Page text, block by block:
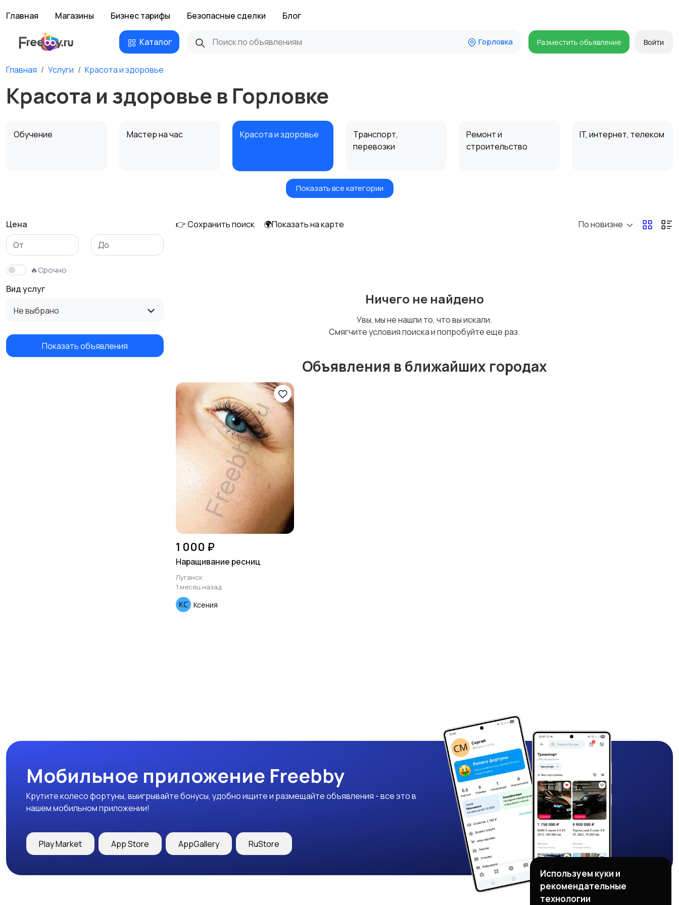
Главная Магазины Бизнес тарифы Безопасные сделки Блог
Каталог Горловка Разместить объявление Войти
Главная Услуги Красота и здоровье
Красота и здоровье в Горловке
Обучение Мастер на час Красота и здоровье
Транспорт,
перевозки
Ремонт и
строительство
IT, интернет, телеком
Ремонт техники
Изготовление на
заказ
Продукты питания и
Показать все категории
Цена
🔥Срочно
Вид услуг
Не выбрано
Показать объявления
👉 Сохранить поиск 🌍Показать на карте По новизне
Ничего не найдено
Увы, мы не нашли то, что вы искали.
Смягчите условия поиска и попробуйте еще раз.
Объявления в ближайших городах
1 000 ₽
Наращивание ресниц
Луганск
1 месяц назад
Ксения
Мобильное приложение Freebby
Крутите колесо фортуны, выигрывайте бонусы, удобно ищите и размещайте объявления - все это в
нашем мобильном приложении!
Play Market App Store AppGallery RuStore
Используем куки и
рекомендательные
технологии